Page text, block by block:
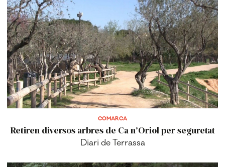
COMARCA
Retiren diversos arbres de Ca n’Oriol per seguretat
Diari de Terrassa